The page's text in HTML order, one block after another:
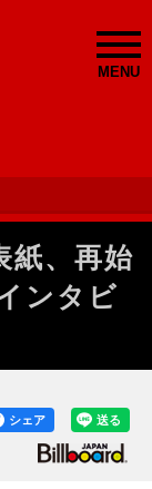
MENU
紙、再始
ンタビ
送る
シェア